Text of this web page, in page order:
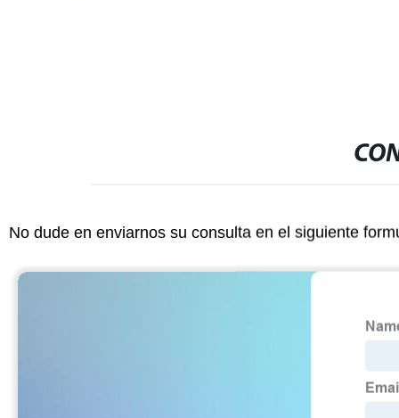
No dude en enviarnos su consulta en el siguiente